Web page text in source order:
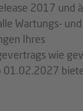
2017 und
Wartungs- und
Ihres
wie
01.02.2027